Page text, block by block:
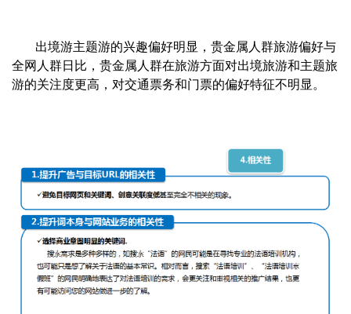
出境游主题游的兴趣偏好明显，贵金属人群旅游偏好与
全网人群日比，贵金属人群在旅游方面对出境旅游和主题旅
游的关注度更高，对交通票务和门票的偏好特征不明显。